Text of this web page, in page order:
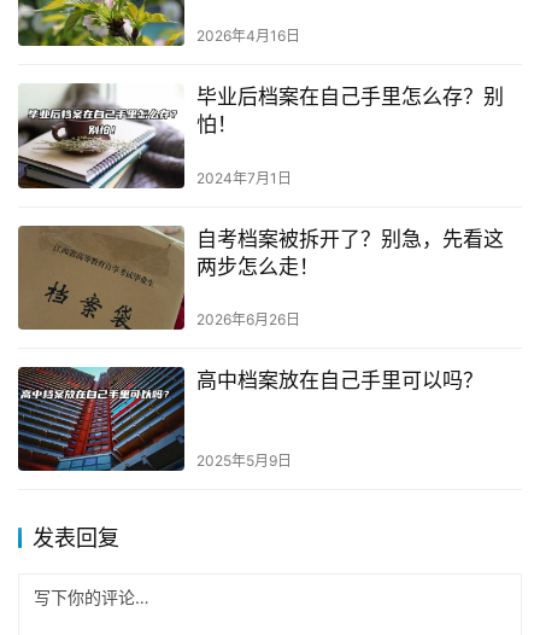
2026年4月16日
毕业后档案在自己手里怎么存？别
怕！
2024年7月1日
自考档案被拆开了？别急，先看这
两步怎么走！
2026年6月26日
高中档案放在自己手里可以吗？
2025年5月9日
发表回复